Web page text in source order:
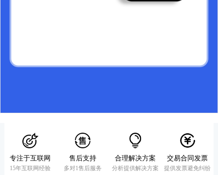
社交电商股东分红应用
￥4699
加入购物车
专注于互联网
15年互联网经验
售后支持
多对1售后服务
合理解决方案
分析提供解决方案
交易合同发票
提供发票避免纠纷